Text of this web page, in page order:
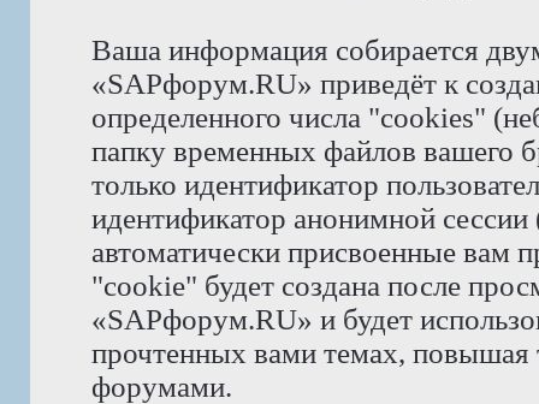
Ваша информация собирается
«SAPфорум.RU» приведёт к
определенного числа "cookies"
папку временных файлов вашего
только идентификатор
идентификатор анонимной
автоматически присвоенные вам
"cookie" будет создана после
«SAPфорум.RU» и будет
прочтенных вами темах, повышая
форумами.